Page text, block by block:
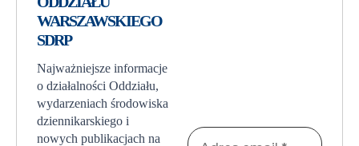
WARSZAWSKIEGO
SDRP
Najważniejsze informacje
o działalności Oddziału,
wydarzeniach środowiska
dziennikarskiego i
nowych publikacjach na